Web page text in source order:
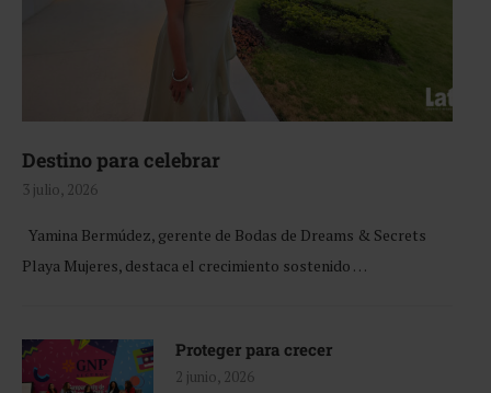
Destino para celebrar
3 julio, 2026
Yamina Bermúdez, gerente de Bodas de Dreams & Secrets
Playa Mujeres, destaca el crecimiento sostenido …
Proteger para crecer
2 junio, 2026